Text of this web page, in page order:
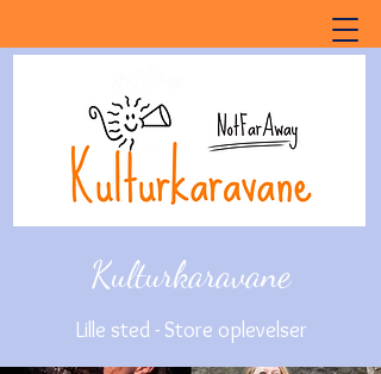
Kulturkaravane
Lille sted - Store oplevelser